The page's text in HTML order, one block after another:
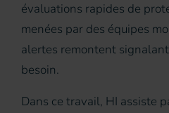
évaluations rapides de
menées par des équipes
alertes remontent
besoin.
Dans ce travail, HI assiste